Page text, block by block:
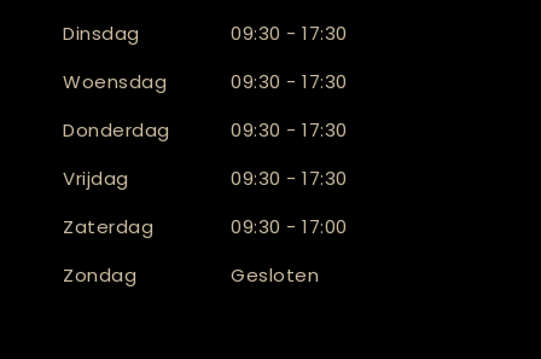
Dinsdag
09:30 - 17:30
Woensdag
09:30 - 17:30
Donderdag
09:30 - 17:30
Vrijdag
09:30 - 17:30
Zaterdag
09:30 - 17:00
Zondag
Gesloten